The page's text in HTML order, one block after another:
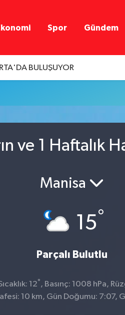
Spor Gündem
BULUŞUYOR
ve 1 Haftalık
Manisa
15°
Parçalı Bulutlu
12°, Basınç: 1008 hPa,
10 km, Gün Doğumu: 7:07,